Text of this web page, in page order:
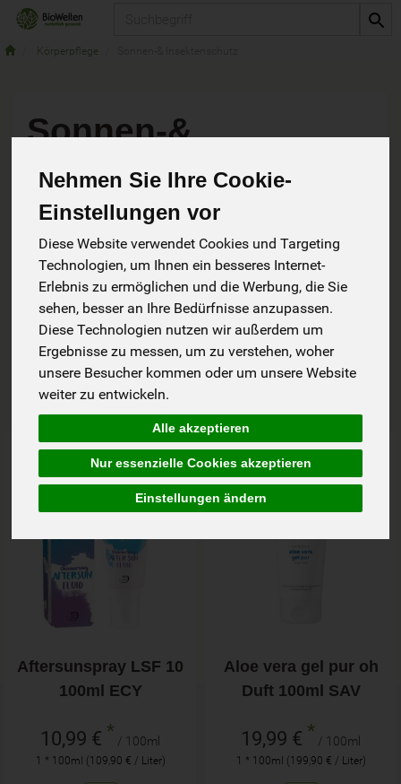
Nehmen Sie Ihre Cookie-
Einstellungen vor
Diese Website verwendet Cookies und Targeting
Technologien, um Ihnen ein besseres Internet-
Erlebnis zu ermöglichen und die Werbung, die Sie
sehen, besser an Ihre Bedürfnisse anzupassen.
Diese Technologien nutzen wir außerdem um
Ergebnisse zu messen, um zu verstehen, woher
unsere Besucher kommen oder um unsere Website
weiter zu entwickeln.
Alle akzeptieren
Nur essenzielle Cookies akzeptieren
Einstellungen ändern
Körperpflege
Sonnen-&
Insektenschutz
Hersteller Ernährung
Allergene
Aftersunspray LSF 10
100ml ECY
10,99 € * / 100ml
1 * 100ml (109,90 € / Liter)
Aloe vera gel pur oh
Duft 100ml SAV
19,99 € * / 100ml
1 * 100ml (199,90 € / Liter)